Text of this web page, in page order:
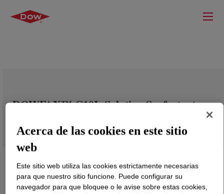
DOWFAX™ C10L Solution Surfactant
Acerca de las cookies en este sitio
web
Este sitio web utiliza las cookies estrictamente necesarias
para que nuestro sitio funcione. Puede configurar su
navegador para que bloquee o le avise sobre estas cookies,